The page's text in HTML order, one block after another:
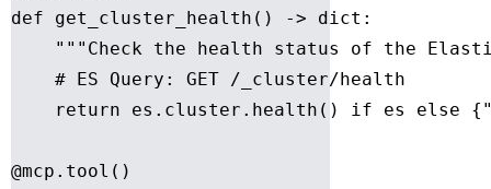
def get_cluster_health() -> dict:
"""Check the health status of the
    # ES Query: GET /_cluster/health
return es.cluster.health() if es else
@mcp.tool()